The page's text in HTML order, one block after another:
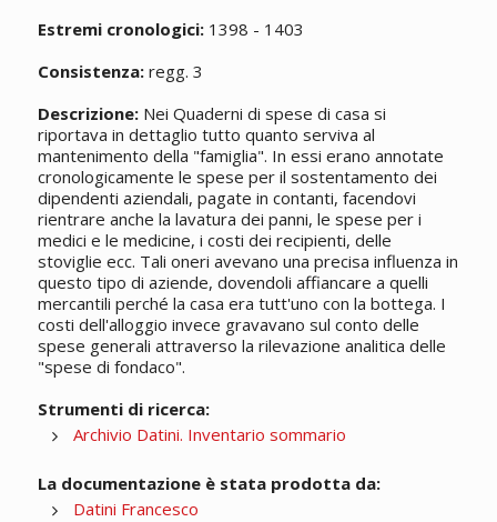
Estremi cronologici:1398 - 1403
Consistenza:regg. 3
Descrizione:Nei Quaderni di spese di casa si
riportava in dettaglio tutto quanto serviva al
mantenimento della "famiglia". In essi erano annotate
cronologicamente le spese per il sostentamento dei
dipendenti aziendali, pagate in contanti, facendovi
rientrare anche la lavatura dei panni, le spese per i
medici e le medicine, i costi dei recipienti, delle
stoviglie ecc. Tali oneri avevano una precisa influenza in
questo tipo di aziende, dovendoli affiancare a quelli
mercantili perché la casa era tutt'uno con la bottega. I
costi dell'alloggio invece gravavano sul conto delle
spese generali attraverso la rilevazione analitica delle
"spese di fondaco".
Strumenti di ricerca:
Archivio Datini. Inventario sommario
La documentazione è stata prodotta da:
Datini Francesco